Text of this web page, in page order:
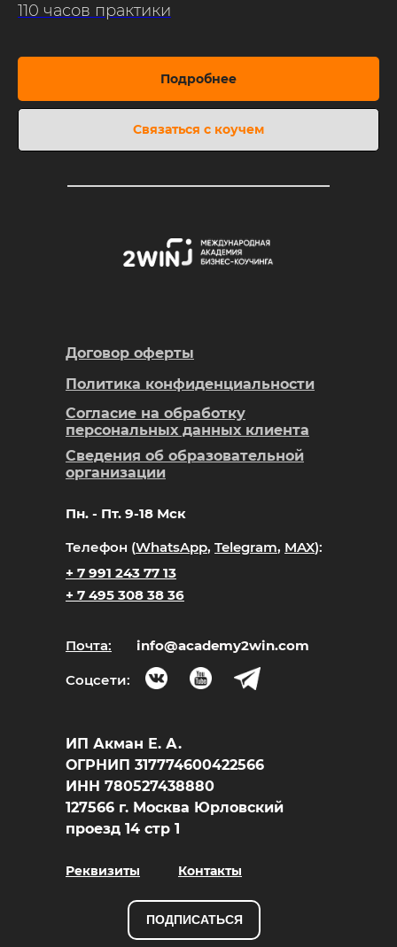
110 часов практики
Подробнее
Связаться с коучем
ПОДПИСАТЬСЯ
Телефон (WhatsApp, Telegram, MAX):
+ 7 495 308 38 36
+ 7 991 243 77 13
Пн. - Пт. 9-18 Мск
ИП Акман Е. А.
ОГРНИП 317774600422566
ИНН 780527438880
127566 г. Москва Юрловский
проезд 14 стр 1
Договор оферты
Политика конфиденциальности
Согласие на обработку
персональных данных клиента
Почта: info@academy2win.com
Соцсети:
Реквизиты Контакты
Сведения об образовательной
организации